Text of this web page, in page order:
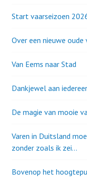
Start vaarseizoen
Over een nieuwe oude
Van Eems naar Stad
Dankjewel aan
De magie van mooie
Varen in Duitsland
zonder zoals ik zei…
Bovenop het